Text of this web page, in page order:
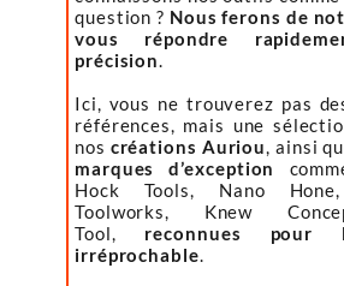
question ? Nous ferons de
vous répondre
précision.
Ici, vous ne trouverez pas
références, mais une
nos créations Auriou, ainsi
marques d’exception
Hock Tools, Nano Hone,
Toolworks, Knew
Tool, reconnues pour
irréprochable.